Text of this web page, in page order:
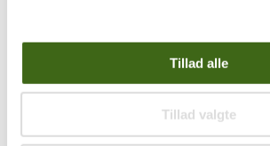
Tillad alle
Tillad valgte
Persondatapolitik